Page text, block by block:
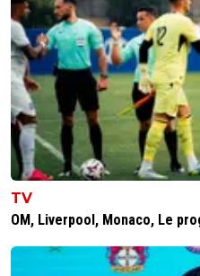
TV
OM, Liverpool, Monaco, Le